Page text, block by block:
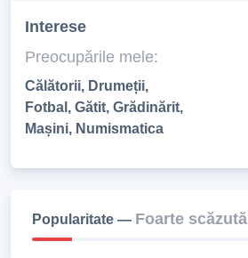
Interese
Preocupările mele:
Călătorii, Drumeții,
Fotbal, Gătit, Grădinărit,
Mașini, Numismatica
Popularitate — Foarte scăzută